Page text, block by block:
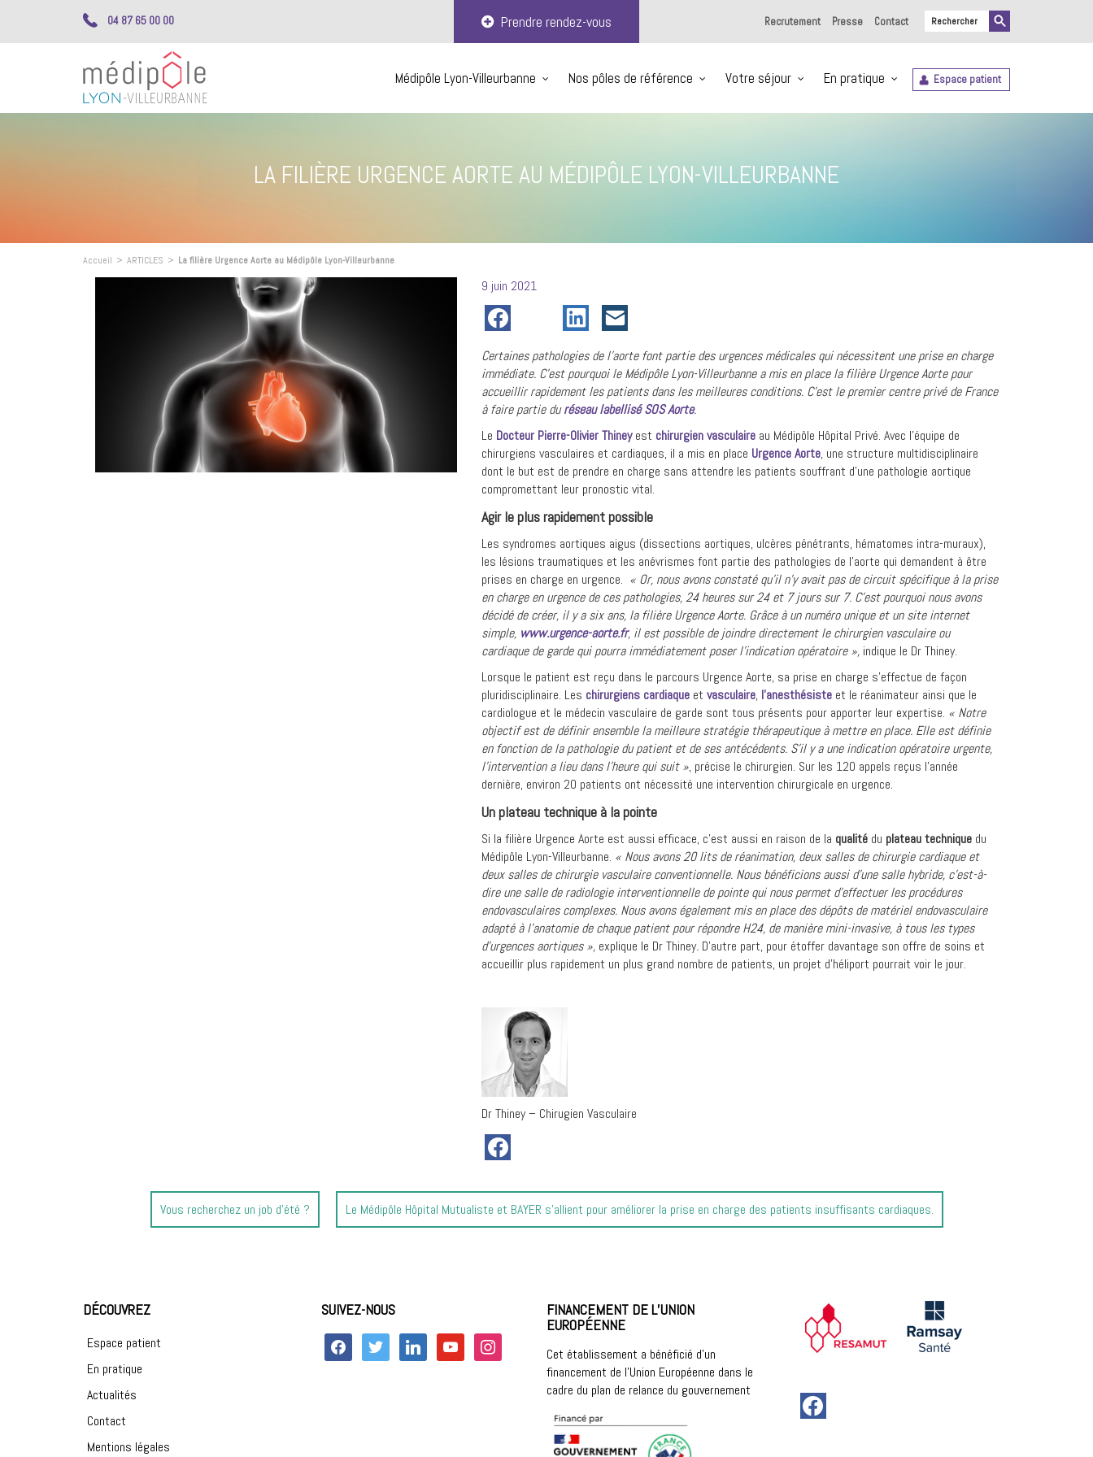
04 87 65 00 00 Prendre rendez-vous Recrutement Presse Contact
Médipôle Lyon-Villeurbanne Nos pôles de référence Votre séjour En pratique Espace patient
LA FILIÈRE URGENCE AORTE AU MÉDIPÔLE LYON-VILLEURBANNE
Accueil > ARTICLES > La filière Urgence Aorte au Médipôle Lyon-Villeurbanne
Posté
le
9 juin 2021
Certaines pathologies de l’aorte font partie des urgences médicales qui nécessitent une prise en charge
immédiate. C’est pourquoi le Médipôle Lyon-Villeurbanne a mis en place la filière Urgence Aorte pour
accueillir rapidement les patients dans les meilleures conditions. C’est le premier centre privé de France
à faire partie duréseau labellisé SOS Aorte.
Le Docteur Pierre-Olivier Thineyest chirurgien vasculaire au Médipôle Hôpital Privé. Avec l’équipe de
chirurgiens vasculaires et cardiaques, il a mis en place Urgence Aorte, une structure multidisciplinaire
dont le but est de prendre en charge sans attendre les patients souffrant d’une pathologie aortique
compromettant leur pronostic vital.
Agir le plus rapidement possible
Les syndromes aortiques aigus (dissections aortiques, ulcères pénétrants, hématomes intra-muraux),
les lésions traumatiques et les anévrismes font partie des pathologies de l’aorte qui demandent à être
prises en charge en urgence. « Or, nous avons constaté qu’il n’y avait pas de circuit spécifique à la prise
en charge en urgence de ces pathologies, 24 heures sur 24 et 7 jours sur 7. C’est pourquoi nous avons
décidé de créer, il y a six ans, la filière Urgence Aorte. Grâce à un numéro unique et un site internet
simple, www.urgence-aorte.fr, il est possible de joindre directement le chirurgien vasculaire ou
cardiaque de garde qui pourra immédiatement poser l’indication opératoire », indique le Dr Thiney.
Lorsque le patient est reçu dans le parcours Urgence Aorte, sa prise en charge s’effectue de façon
pluridisciplinaire. Les chirurgiens cardiaque et vasculaire, l’anesthésiste et le réanimateur ainsi que le
cardiologue et le médecin vasculaire de garde sont tous présents pour apporter leur expertise. « Notre
objectif est de définir ensemble la meilleure stratégie thérapeutique à mettre en place. Elle est définie
en fonction de la pathologie du patient et de ses antécédents. S’il y a une indication opératoire urgente,
l’intervention a lieu dans l’heure qui suit », précise le chirurgien. Sur les 120 appels reçus l’année
dernière, environ 20 patients ont nécessité une intervention chirurgicale en urgence.
Un plateau technique à la pointe
Si la filière Urgence Aorte est aussi efficace, c’est aussi en raison de la qualité du plateau technique du
Médipôle Lyon-Villeurbanne. « Nousavons 20 lits de réanimation, deux salles de chirurgie cardiaque et
deux salles de chirurgie vasculaire conventionnelle. Nous bénéficions aussi d’une salle hybride, c’est-à-
dire une salle de radiologie interventionnelle de pointe qui nous permet d’effectuer les procédures
endovasculaires complexes. Nous avons également mis en place des dépôts de matériel endovasculaire
adapté à l’anatomie de chaque patient pour répondre H24, de manière mini-invasive, à tous les types
d’urgences aortiques », explique le Dr Thiney. D’autre part, pour étoffer davantage son offre de soins et
accueillir plus rapidement un plus grand nombre de patients, un projet d’héliport pourrait voir le jour.
Dr Thiney – Chirugien Vasculaire
Article
précédent
Vous recherchez un job d’été ?
Article
suivant
Le Médipôle Hôpital Mutualiste et BAYER s’allient pour améliorer la prise en charge des patients insuffisants cardiaques.
DÉCOUVREZ
Espace patient
En pratique
Actualités
Contact
Mentions légales
SUIVEZ-NOUS
facebook twitter linkedin youtube instagram
FINANCEMENT DE L’UNION
EUROPÉENNE
Cet établissement a bénéficié d’un
financement de l’Union Européenne dans le
cadre du plan de relance du gouvernement